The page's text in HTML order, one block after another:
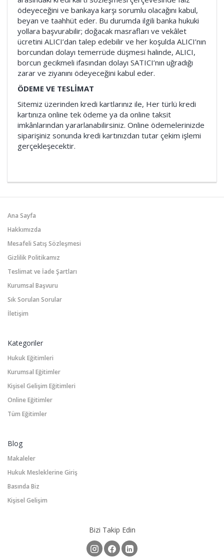
ödeyeceğini ve bankaya karşı sorumlu olacağını kabul,
beyan ve taahhüt eder. Bu durumda ilgili banka hukuki
yollara başvurabilir; doğacak masrafları ve vekâlet
ücretini ALICI’dan talep edebilir ve her koşulda ALICI’nın
borcundan dolayı temerrüde düşmesi halinde, ALICI,
borcun gecikmeli ifasından dolayı SATICI’nın uğradığı
zarar ve ziyanını ödeyeceğini kabul eder.
ÖDEME VE TESLİMAT
Sitemiz üzerinden kredi kartlarınız ile, Her türlü kredi
kartınıza online tek ödeme ya da online taksit
imkânlarından yararlanabilirsiniz. Online ödemelerinizde
siparişiniz sonunda kredi kartınızdan tutar çekim işlemi
gerçekleşecektir.
Ana Sayfa
Hakkımızda
Mesafeli Satış Sözleşmesi
Gizlilik Politikamız
Teslimat ve İade Şartları
Kurumsal Başvuru
Sık Sorulan Sorular
İletişim
Kategoriler
Hukuk Eğitimleri
Kurumsal Eğitimler
Kişisel Gelişim Eğitimleri
Online Eğitimler
Tüm Eğitimler
Blog
Makaleler
Hukuk Mesleklerine Giriş
Basında Biz
Kişisel Gelişim
Bizi Takip Edin